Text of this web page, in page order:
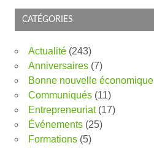
CATÉGORIES
Actualité (243)
Anniversaires (7)
Bonne nouvelle économique
Communiqués (11)
Entrepreneuriat(17)
Événements (25)
Formations (5)